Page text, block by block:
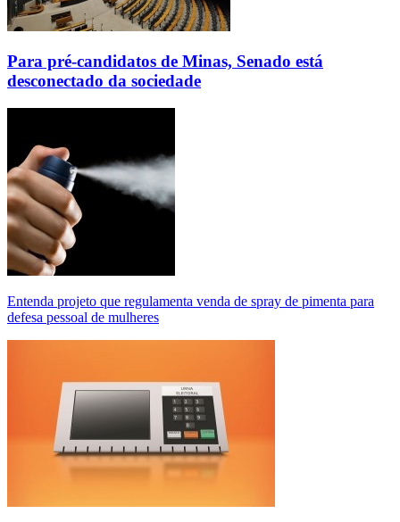
Para pré-candidatos de Minas, Senado está
desconectado da sociedade
Entenda projeto que regulamenta venda de spray de pimenta para
defesa pessoal de mulheres